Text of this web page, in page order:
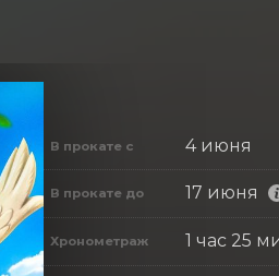
В прокате с 4 июня
В прокате до 17 июня
Хронометраж 1 час 25